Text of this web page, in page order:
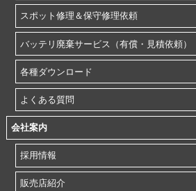
スポット修理＆保守修理依頼
バッテリ廃棄サービス（有償・見積依頼）
各種ダウンロード
よくある質問
会社案内
採用情報
販売店紹介